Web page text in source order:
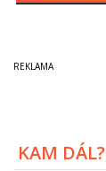
KAM DÁL?